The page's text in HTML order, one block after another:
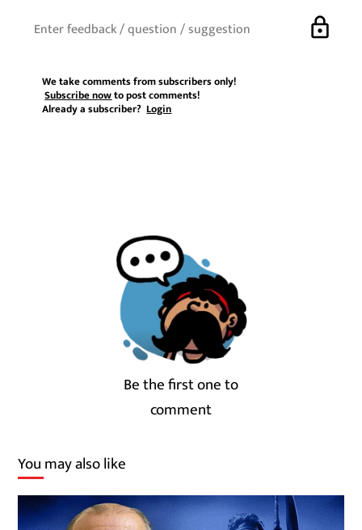
lock
We take comments from subscribers only!
Subscribe nowto post comments!
Already a subscriber?Login
Be the first one to
comment
You may also like